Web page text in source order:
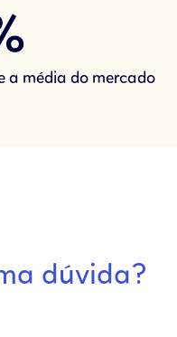
a média do mercado
dúvida?